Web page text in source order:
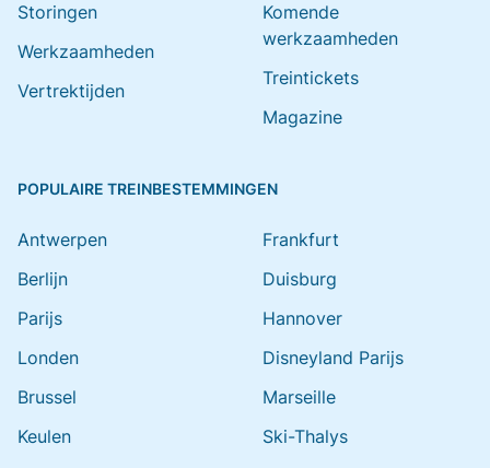
Storingen
Werkzaamheden
Vertrektijden
Komende
werkzaamheden
Treintickets
Magazine
POPULAIRE TREINBESTEMMINGEN
Antwerpen
Berlijn
Parijs
Londen
Brussel
Keulen
Frankfurt
Duisburg
Hannover
Disneyland Parijs
Marseille
Ski-Thalys